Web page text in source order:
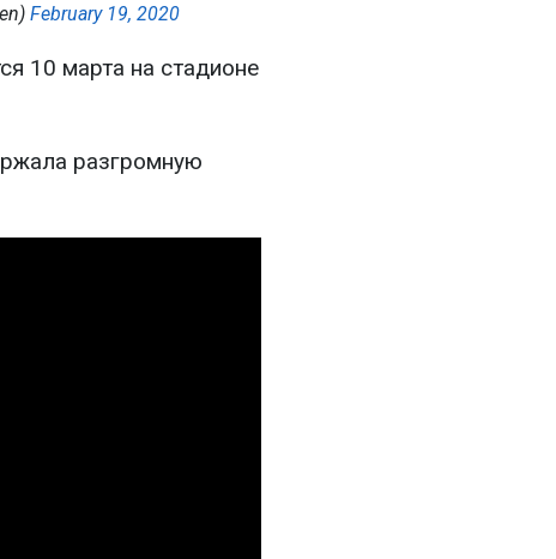
February 19, 2020
10 марта на стадионе
разгромную